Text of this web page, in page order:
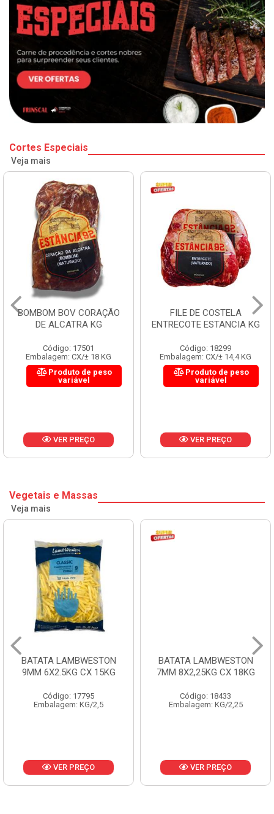
Cortes Especiais
Veja mais
BOMBOM BOV CORAÇÃO
DE ALCATRA KG
Código: 17501
Embalagem: CX/± 18 KG
Produto de peso
variável
VER PREÇO
FILE DE COSTELA
ENTRECOTE ESTANCIA KG
Código: 18299
Embalagem: CX/± 14,4 KG
Produto de peso
variável
VER PREÇO
Vegetais e Massas
Veja mais
BATATA LAMBWESTON
9MM 6X2.5KG CX 15KG
Código: 17795
Embalagem: KG/2,5
VER PREÇO
BATATA LAMBWESTON
7MM 8X2,25KG CX 18KG
Código: 18433
Embalagem: KG/2,25
VER PREÇO